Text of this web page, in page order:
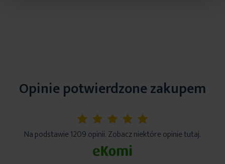
Opinie potwierdzone zakupem
5%
Na podstawie 1209 opinii. Zobacz niektóre opinie tutaj.